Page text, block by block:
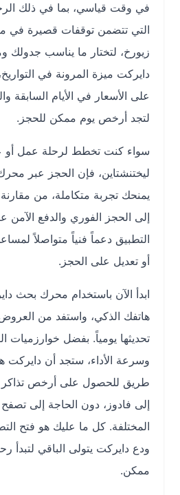
في وقت قياسي، بما في ذلك الرحلات
التي تتضمن توقفات قصيرة في مدن
زيورخ، لتختار ما يناسب جدولك
دايركت ميزة المرونة في التواريخ،
على الأسعار في الأيام السابقة
لتجد أرخص يوم ممكن للحجز.
سواء كنت تخطط لرحلة عمل أو
ليختنشتاين، فإن الحجز عبر محرك
يمنحك تجربة متكاملة، من مقارنة
إلى الحجز الفوري والدفع الآمن عبر
التطبيق دعماً فنياً متواصلاً
أو تعديل على الحجز.
ابدأ الآن باستخدام محرك بحث
هاتفك الذكي، واستفد من العروض
تحديثها يومياً. بفضل خوارزميات البحث
وسرعة الأداء، ستجد أن دايركت هو
طريق للحصول على أرخص تذاكر
إلى فادوز، دون الحاجة إلى تصفح
المختلفة. كل ما عليك هو فتح
ودع دايركت يتولى الباقي لتبدأ
ممكن.